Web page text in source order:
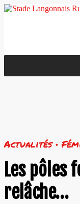
Actualités •
Les pôles
relâche…